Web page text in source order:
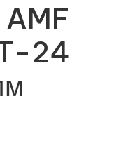
AMF
24